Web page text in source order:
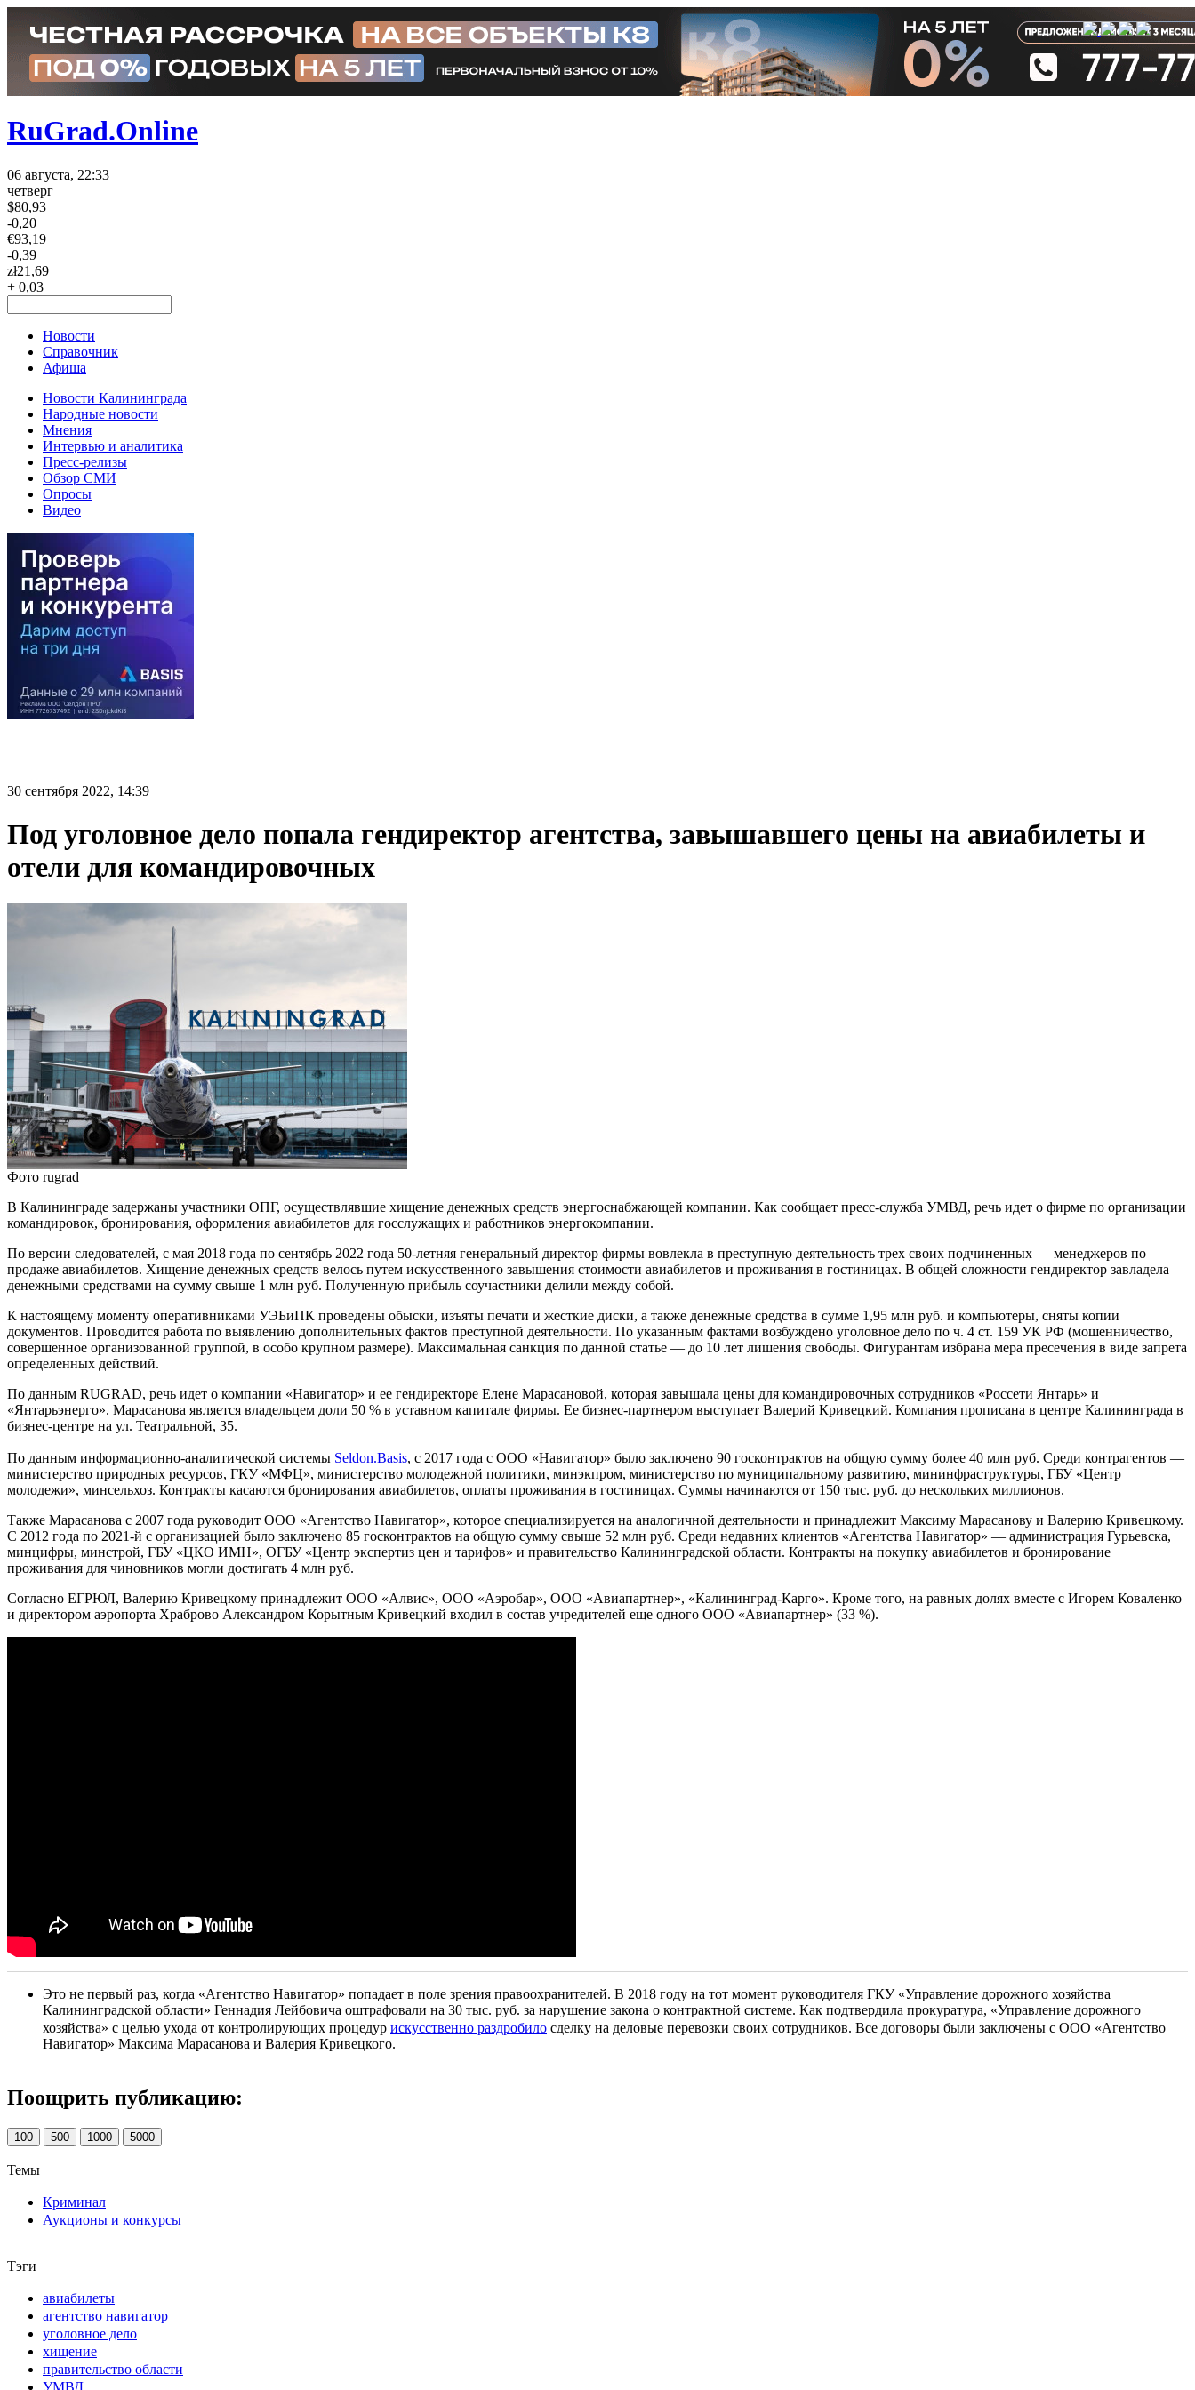
RuGrad.Online
06 августа, 22:33
четверг
$80,93
-0,20
€93,19
-0,39
zł21,69
+ 0,03
Новости
Справочник
Афиша
Новости Калининграда
Народные новости
Мнения
Интервью и аналитика
Пресс-релизы
Обзор СМИ
Опросы
Видео
30 сентября 2022, 14:39
Под уголовное дело попала гендиректор агентства, завышавшего цены на авиабилеты и
отели для командировочных
Фото rugrad
В Калининграде задержаны участники ОПГ, осуществлявшие хищение денежных средств энергоснабжающей компании. Как сообщает пресс-служба УМВД, речь идет о фирме по организации
командировок, бронирования, оформления авиабилетов для госслужащих и работников энергокомпании.
По версии следователей, с мая 2018 года по сентябрь 2022 года 50-летняя генеральный директор фирмы вовлекла в преступную деятельность трех своих подчиненных — менеджеров по
продаже авиабилетов. Хищение денежных средств велось путем искусственного завышения стоимости авиабилетов и проживания в гостиницах. В общей сложности гендиректор завладела
денежными средствами на сумму свыше 1 млн руб. Полученную прибыль соучастники делили между собой.
К настоящему моменту оперативниками УЭБиПК проведены обыски, изъяты печати и жесткие диски, а также денежные средства в сумме 1,95 млн руб. и компьютеры, сняты копии
документов. Проводится работа по выявлению дополнительных фактов преступной деятельности. По указанным фактами возбуждено уголовное дело по ч. 4 ст. 159 УК РФ (мошенничество,
совершенное организованной группой, в особо крупном размере). Максимальная санкция по данной статье — до 10 лет лишения свободы. Фигурантам избрана мера пресечения в виде запрета
определенных действий.
По данным RUGRAD, речь идет о компании «Навигатор» и ее гендиректоре Елене Марасановой, которая завышала цены для командировочных сотрудников «Россети Янтарь» и
«Янтарьэнерго». Марасанова является владельцем доли 50 % в уставном капитале фирмы. Ее бизнес-партнером выступает Валерий Кривецкий. Компания прописана в центре Калининграда в
бизнес-центре на ул. Театральной, 35.
По данным информационно-аналитической системы Seldon.Basis, с 2017 года с ООО «Навигатор» было заключено 90 госконтрактов на общую сумму более 40 млн руб. Среди контрагентов —
министерство природных ресурсов, ГКУ «МФЦ», министерство молодежной политики, минэкпром, министерство по муниципальному развитию, мининфраструктуры, ГБУ «Центр
молодежи», минсельхоз. Контракты касаются бронирования авиабилетов, оплаты проживания в гостиницах. Суммы начинаются от 150 тыс. руб. до нескольких миллионов.
Также Марасанова с 2007 года руководит ООО «Агентство Навигатор», которое специализируется на аналогичной деятельности и принадлежит Максиму Марасанову и Валерию Кривецкому.
С 2012 года по 2021-й с организацией было заключено 85 госконтрактов на общую сумму свыше 52 млн руб. Среди недавних клиентов «Агентства Навигатор» — администрация Гурьевска,
минцифры, минстрой, ГБУ «ЦКО ИМН», ОГБУ «Центр экспертиз цен и тарифов» и правительство Калининградской области. Контракты на покупку авиабилетов и бронирование
проживания для чиновников могли достигать 4 млн руб.
Согласно ЕГРЮЛ, Валерию Кривецкому принадлежит ООО «Алвис», ООО «Аэробар», ООО «Авиапартнер», «Калининград-Карго». Кроме того, на равных долях вместе с Игорем Коваленко
и директором аэропорта Храброво Александром Корытным Кривецкий входил в состав учредителей еще одного ООО «Авиапартнер» (33 %).
Это не первый раз, когда «Агентство Навигатор» попадает в поле зрения правоохранителей. В 2018 году на тот момент руководителя ГКУ «Управление дорожного хозяйства
Калининградской области» Геннадия Лейбовича оштрафовали на 30 тыс. руб. за нарушение закона о контрактной системе. Как подтвердила прокуратура, «Управление дорожного
хозяйства» с целью ухода от контролирующих процедур искусственно раздробило сделку на деловые перевозки своих сотрудников. Все договоры были заключены с ООО «Агентство
Навигатор» Максима Марасанова и Валерия Кривецкого.
Поощрить публикацию:
100 500 1000 5000
Темы
Криминал
Аукционы и конкурсы
Тэги
авиабилеты
агентство навигатор
уголовное дело
хищение
правительство области
УМВД